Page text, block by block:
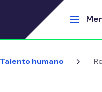
Talento humano